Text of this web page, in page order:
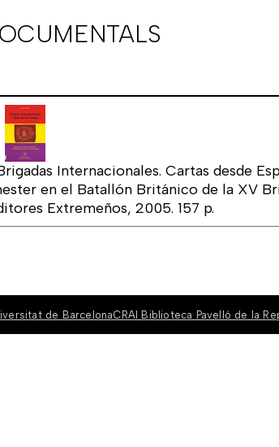
Internacionales. Cartas desde
en el Batallón Británico de la XV
Extremeños, 2005. 157 p.
de BarcelonaCRAI Biblioteca Pavelló de la